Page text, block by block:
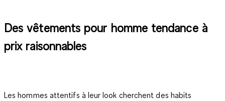
Des vêtements pour homme tendance à
prix raisonnables
Les hommes attentifs à leur look cherchent des habits